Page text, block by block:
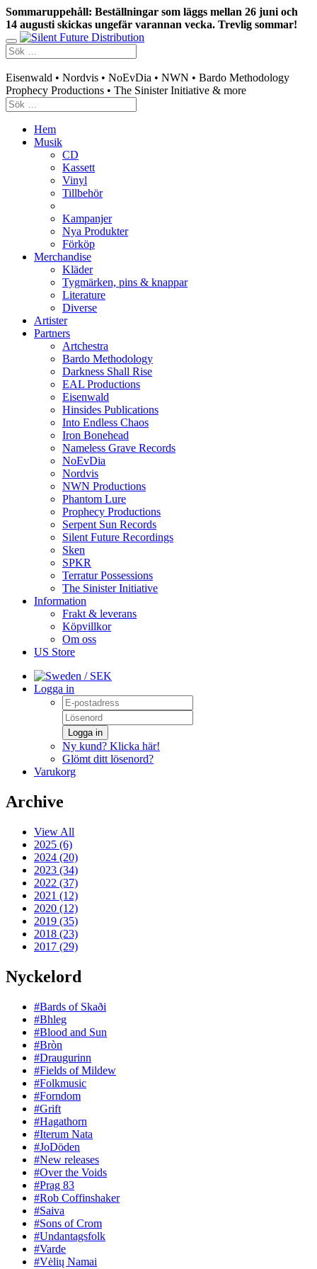
Sommaruppehåll: Beställningar som läggs mellan 26 juni och
14 augusti skickas ungefär varannan vecka. Trevlig sommar!
Eisenwald • Nordvis • NoEvDia • NWN • Bardo Methodology
Prophecy Productions • The Sinister Initiative & more
Hem
Musik
CD
Kassett
Vinyl
Tillbehör
Kampanjer
Nya Produkter
Förköp
Merchandise
Kläder
Tygmärken, pins & knappar
Literature
Diverse
Artister
Partners
Artchestra
Bardo Methodology
Darkness Shall Rise
EAL Productions
Eisenwald
Hinsides Publications
Into Endless Chaos
Iron Bonehead
Nameless Grave Records
NoEvDia
Nordvis
NWN Productions
Phantom Lure
Prophecy Productions
Serpent Sun Records
Silent Future Recordings
Sken
SPKR
Terratur Possessions
The Sinister Initiative
Information
Frakt & leverans
Köpvillkor
Om oss
US Store
/ SEK
Logga in
Logga in
Ny kund? Klicka här!
Glömt ditt lösenord?
Varukorg
Archive
View All
2025 (6)
2024 (20)
2023 (34)
2022 (37)
2021 (12)
2020 (12)
2019 (35)
2018 (23)
2017 (29)
Nyckelord
#Bards of Skaði
#Bhleg
#Blood and Sun
#Bròn
#Draugurinn
#Fields of Mildew
#Folkmusic
#Forndom
#Grift
#Hagathorn
#Iterum Nata
#JoDöden
#New releases
#Over the Voids
#Prag 83
#Rob Coffinshaker
#Saiva
#Sons of Crom
#Undantagsfolk
#Varde
#Vėlių Namai